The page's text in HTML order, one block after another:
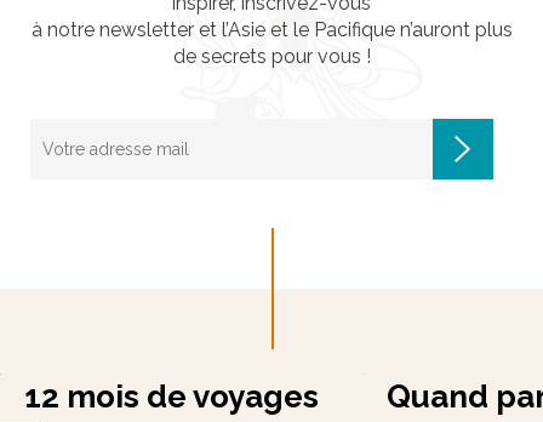
à notre newsletter et l’Asie et le Pacifique n’auront plus
de secrets pour vous !
12 mois de voyages
Quand